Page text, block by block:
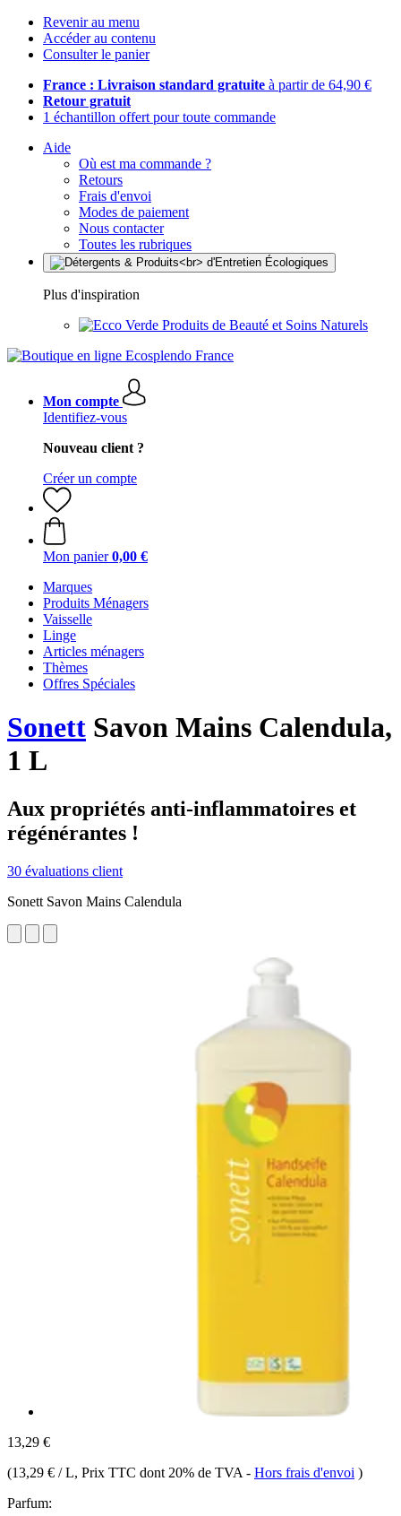
Revenir au menu
Accéder au contenu
Consulter le panier
France : Livraison standard gratuite à partir de 64,90 €
Retour gratuit
1 échantillon offert pour toute commande
Aide
Où est ma commande ?
Retours
Frais d'envoi
Modes de paiement
Nous contacter
Toutes les rubriques
Plus d'inspiration
Produits de Beauté et Soins Naturels
Mon compte
Identifiez-vous
Nouveau client ?
Créer un compte
Mon panier 0,00 €
Marques
Produits Ménagers
Vaisselle
Linge
Articles ménagers
Thèmes
Offres Spéciales
Sonett Savon Mains Calendula,
1 L
Aux propriétés anti-inflammatoires et
régénérantes !
30 évaluations client
Sonett Savon Mains Calendula
13,29 €
(13,29 € / L, Prix TTC dont 20% de TVA - Hors frais d'envoi )
Parfum: